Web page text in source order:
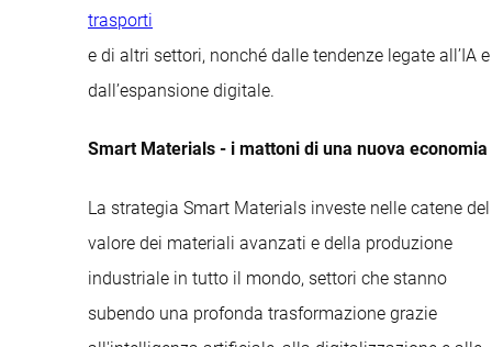
trasporti
e di altri settori, nonché dalle tendenze legate all’IA e
dall’espansione digitale.
Smart Materials - i mattoni di una nuova economia
La strategia Smart Materials investe nelle catene del
valore dei materiali avanzati e della produzione
industriale in tutto il mondo, settori che stanno
subendo una profonda trasformazione grazie